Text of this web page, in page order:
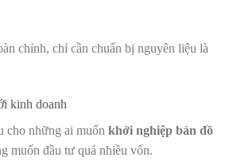
chỉnh, chỉ cần chuẩn bị nguyên liệu là
kinh doanh
cho những ai muốn khởi nghiệp bán đồ
muốn đầu tư quá nhiều vốn.